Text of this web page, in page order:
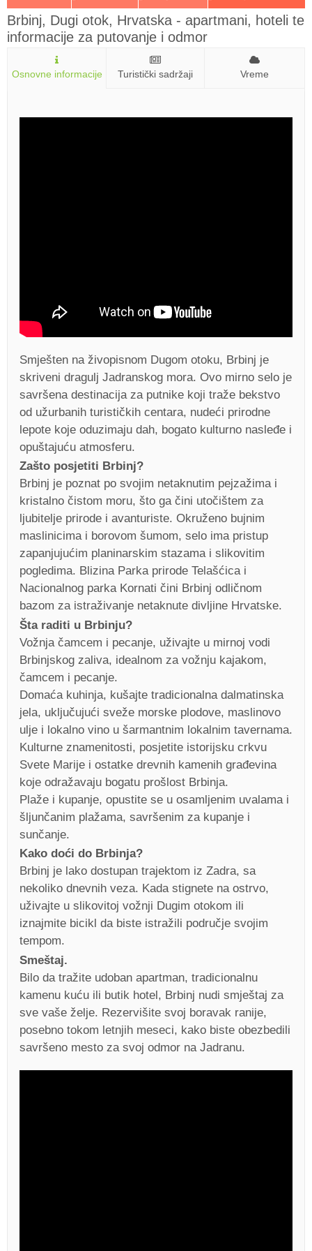
Brbinj, Dugi otok, Hrvatska - apartmani, hoteli te
informacije za putovanje i odmor
Osnovne informacije Turistički sadržaji Vreme
Smješten na živopisnom Dugom otoku, Brbinj je
skriveni dragulj Jadranskog mora. Ovo mirno selo je
savršena destinacija za putnike koji traže bekstvo
od užurbanih turističkih centara, nudeći prirodne
lepote koje oduzimaju dah, bogato kulturno nasleđe i
opuštajuću atmosferu.
Zašto posjetiti Brbinj?
Brbinj je poznat po svojim netaknutim pejzažima i
kristalno čistom moru, što ga čini utočištem za
ljubitelje prirode i avanturiste. Okruženo bujnim
maslinicima i borovom šumom, selo ima pristup
zapanjujućim planinarskim stazama i slikovitim
pogledima. Blizina Parka prirode Telašćica i
Nacionalnog parka Kornati čini Brbinj odličnom
bazom za istraživanje netaknute divljine Hrvatske.
Šta raditi u Brbinju?
Vožnja čamcem i pecanje, uživajte u mirnoj vodi
Brbinjskog zaliva, idealnom za vožnju kajakom,
čamcem i pecanje.
Domaća kuhinja, kušajte tradicionalna dalmatinska
jela, uključujući sveže morske plodove, maslinovo
ulje i lokalno vino u šarmantnim lokalnim tavernama.
Kulturne znamenitosti, posjetite istorijsku crkvu
Svete Marije i ostatke drevnih kamenih građevina
koje odražavaju bogatu prošlost Brbinja.
Plaže i kupanje, opustite se u osamljenim uvalama i
šljunčanim plažama, savršenim za kupanje i
sunčanje.
Kako doći do Brbinja?
Brbinj je lako dostupan trajektom iz Zadra, sa
nekoliko dnevnih veza. Kada stignete na ostrvo,
uživajte u slikovitoj vožnji Dugim otokom ili
iznajmite bicikl da biste istražili područje svojim
tempom.
Smeštaj.
Bilo da tražite udoban apartman, tradicionalnu
kamenu kuću ili butik hotel, Brbinj nudi smještaj za
sve vaše želje. Rezervišite svoj boravak ranije,
posebno tokom letnjih meseci, kako biste obezbedili
savršeno mesto za svoj odmor na Jadranu.